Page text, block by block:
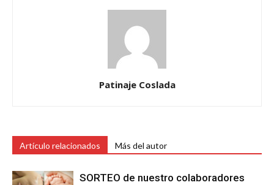
Patinaje Coslada
Artículo relacionados Más del autor
SORTEO de nuestro colaboradores